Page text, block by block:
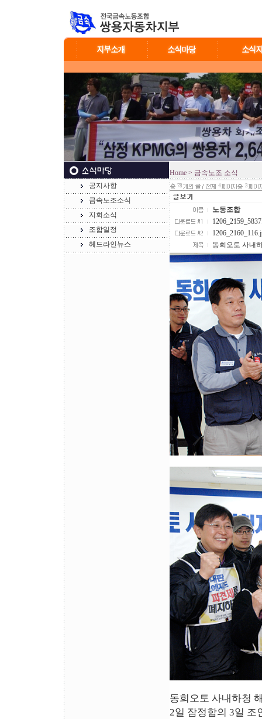
공지사항
금속노조소식
지회소식
조합일정
헤드라인뉴스
Home > 금속노조 소식
78 4 3
노동조합
동희오토 사내
동희오토 사내하청
2일 잠정합의 3일